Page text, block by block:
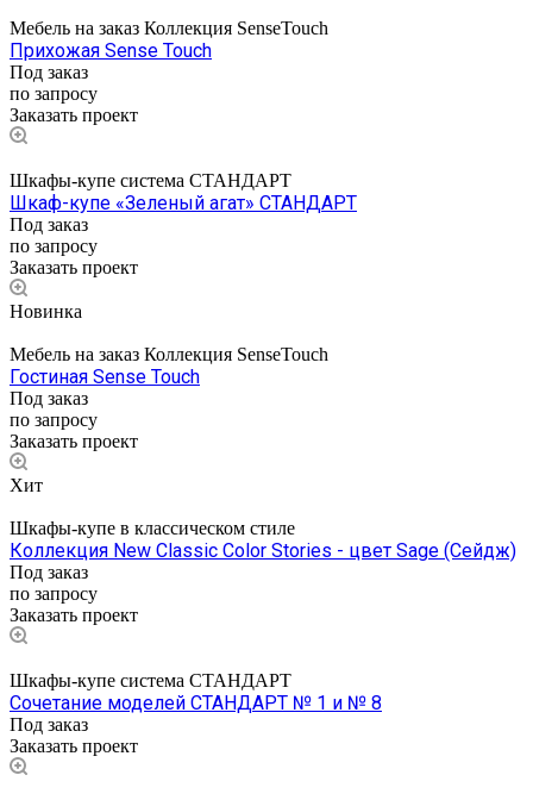
Мебель на заказ Коллекция SenseTouch
Прихожая Sense Touch
Под заказ
по запросу
Заказать проект
Шкафы-купе система СТАНДАРТ
Шкаф-купе «Зеленый агат» СТАНДАРТ
Под заказ
по запросу
Заказать проект
Новинка
Мебель на заказ Коллекция SenseTouch
Гостиная Sense Touch
Под заказ
по запросу
Заказать проект
Хит
Шкафы-купе в классическом стиле
Коллекция New Classic Color Stories - цвет Sage (Сейдж)
Под заказ
по запросу
Заказать проект
Шкафы-купе система СТАНДАРТ
Сочетание моделей СТАНДАРТ № 1 и № 8
Под заказ
Заказать проект